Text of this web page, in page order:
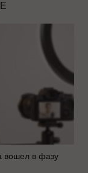
вошел в фазу